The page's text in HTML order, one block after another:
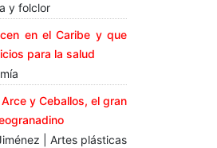
y folclor
en el Caribe y que
para la salud
y Ceballos, el gran
| Artes plásticas